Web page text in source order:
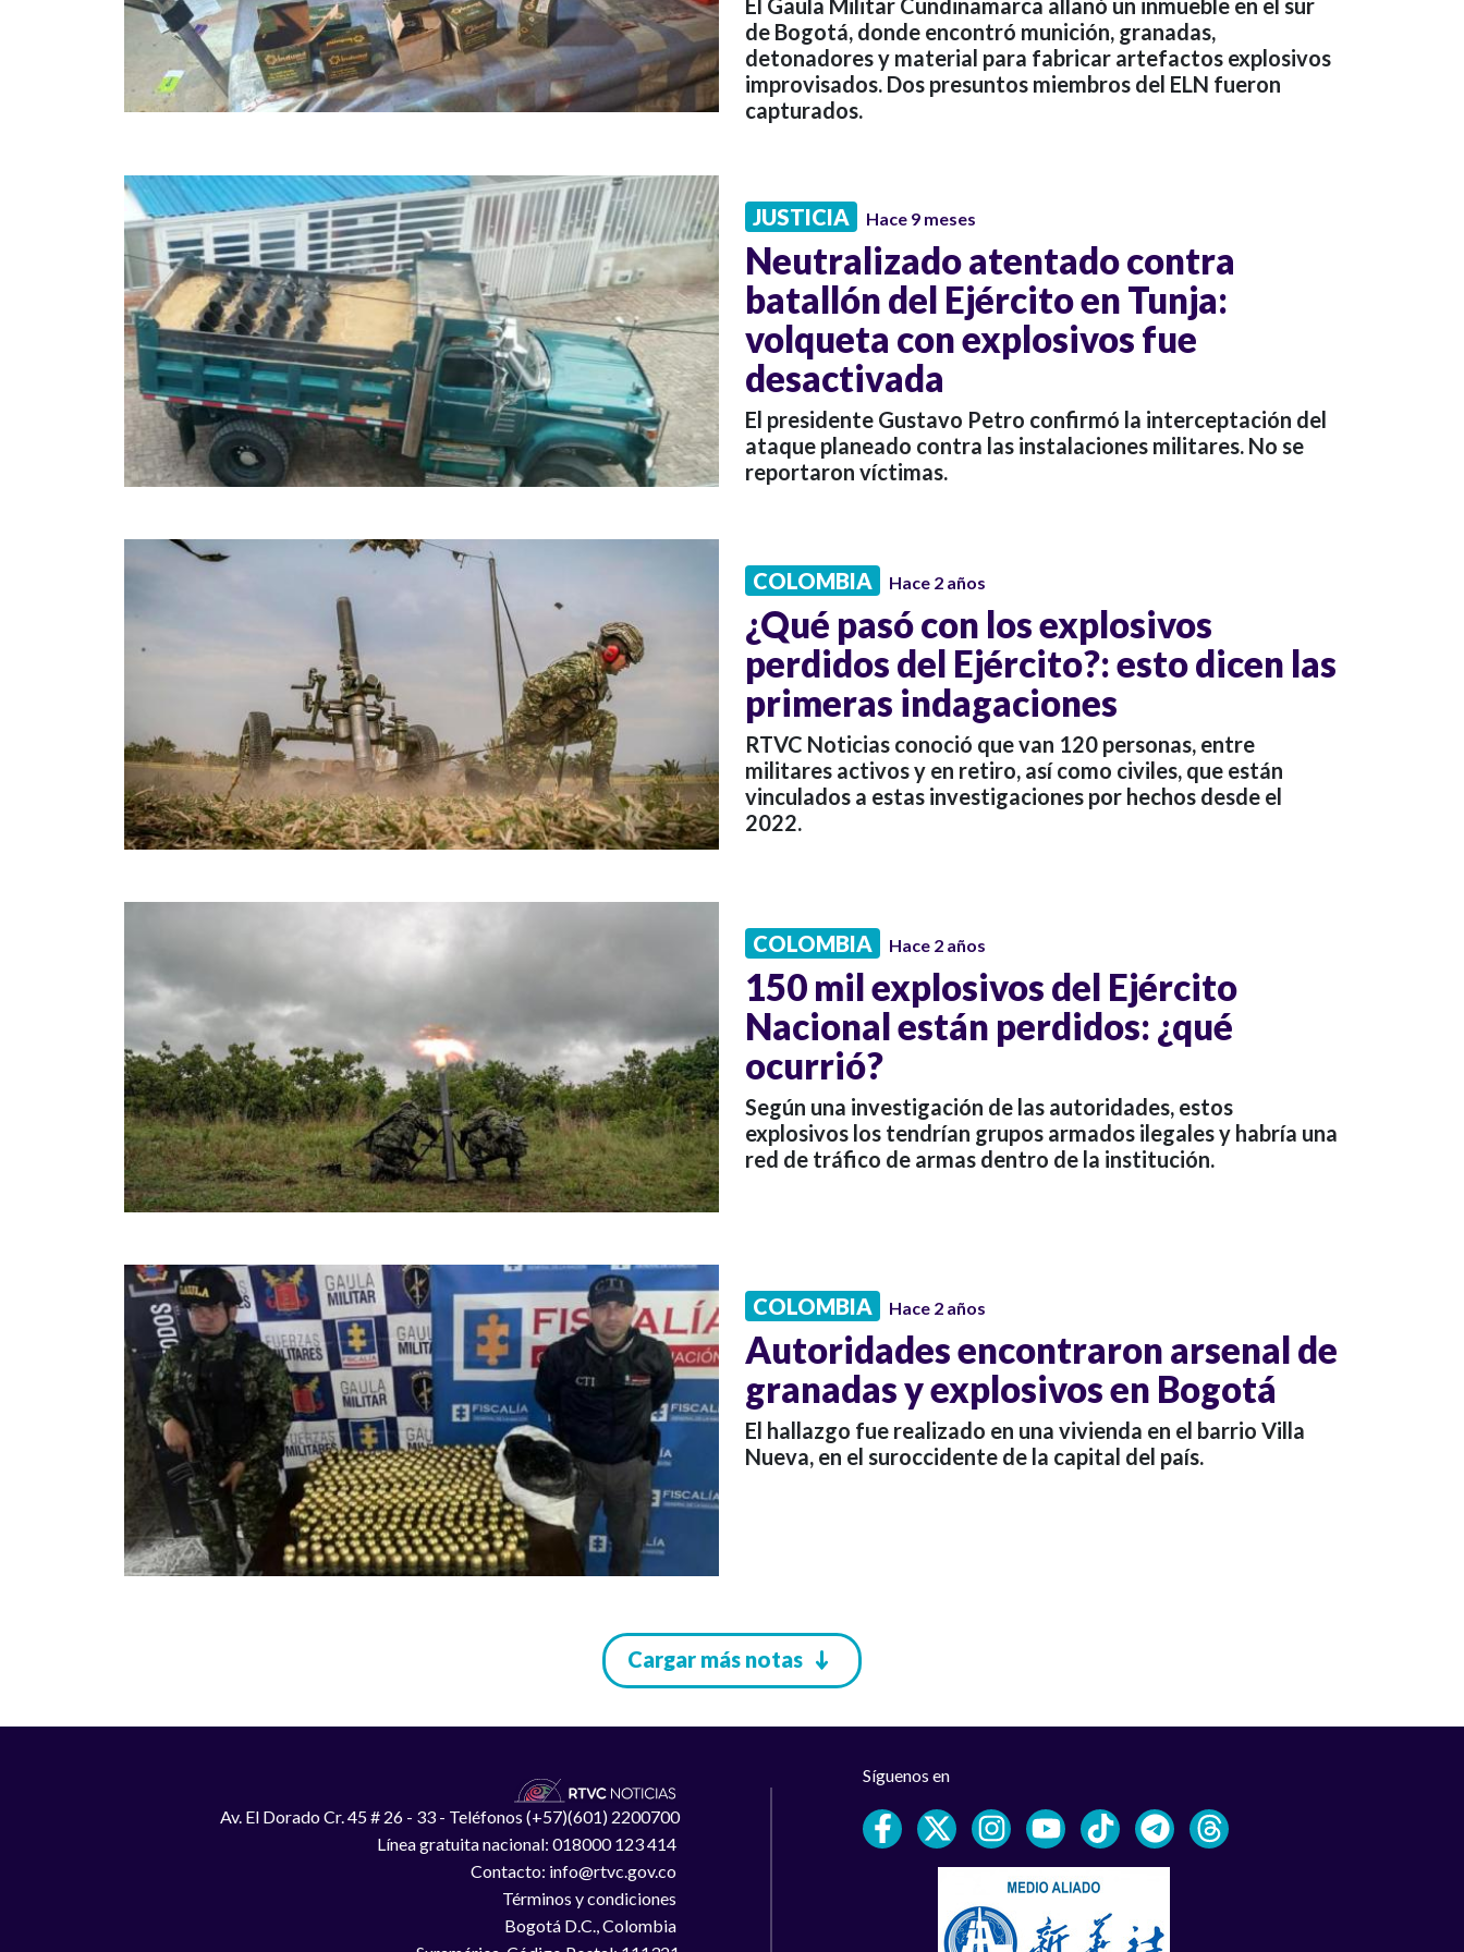
El Gaula Militar Cundinamarca allanó un inmueble en el sur
de Bogotá, donde encontró munición, granadas,
detonadores y material para fabricar artefactos explosivos
improvisados. Dos presuntos miembros del ELN fueron
capturados.
JUSTICIA Hace 9 meses
Neutralizado atentado contra
batallón del Ejército en Tunja:
volqueta con explosivos fue
desactivada
El presidente Gustavo Petro confirmó la interceptación del
ataque planeado contra las instalaciones militares. No se
reportaron víctimas.
COLOMBIA Hace 2 años
¿Qué pasó con los explosivos
perdidos del Ejército?: esto dicen las
primeras indagaciones
RTVC Noticias conoció que van 120 personas, entre
militares activos y en retiro, así como civiles, que están
vinculados a estas investigaciones por hechos desde el
2022.
COLOMBIA Hace 2 años
150 mil explosivos del Ejército
Nacional están perdidos: ¿qué
ocurrió?
Según una investigación de las autoridades, estos
explosivos los tendrían grupos armados ilegales y habría una
red de tráfico de armas dentro de la institución.
COLOMBIA Hace 2 años
Autoridades encontraron arsenal de
granadas y explosivos en Bogotá
El hallazgo fue realizado en una vivienda en el barrio Villa
Nueva, en el suroccidente de la capital del país.
Cargar más notas
Av. El Dorado Cr. 45 # 26 - 33 - Teléfonos (+57)(601) 2200700
Línea gratuita nacional: 018000 123 414
Contacto: info@rtvc.gov.co
Términos y condiciones
Bogotá D.C., Colombia
Síguenos en